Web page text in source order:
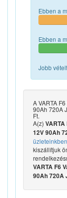
Ebben a
Ebben a
Jobb
A VARTA
90Ah 720A
Ft.
A(z)
12V 90Ah
üzleteinkben
kiszállítjuk
VARTA F6
90Ah 720A